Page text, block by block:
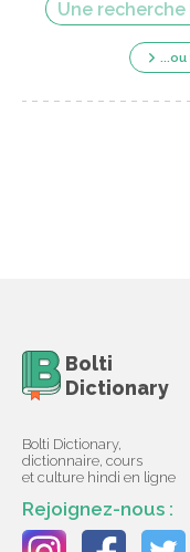
Bolti
Dictionary
Bolti Dictionary,
dictionnaire, cours
et culture hindi en ligne
Rejoignez-nous :